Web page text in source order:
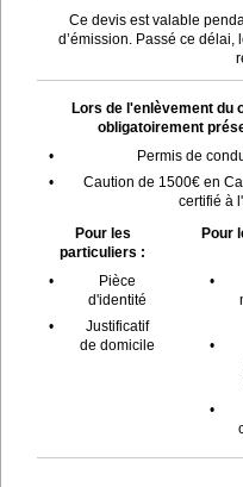
Ce devis est valable
d’émission. Passé ce délai,
Lors de l'enlèvement du
obligatoirement
•
Permis de
•
Caution de 1500€ en
certifié à
Pour les
particuliers :
•
Pièce
d'identité
•
Justificatif
de domicile
Pour
•
•
•